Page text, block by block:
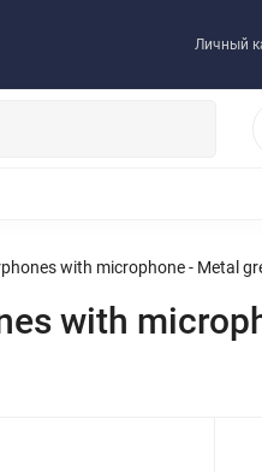
Личный
with microphone - Metal
with